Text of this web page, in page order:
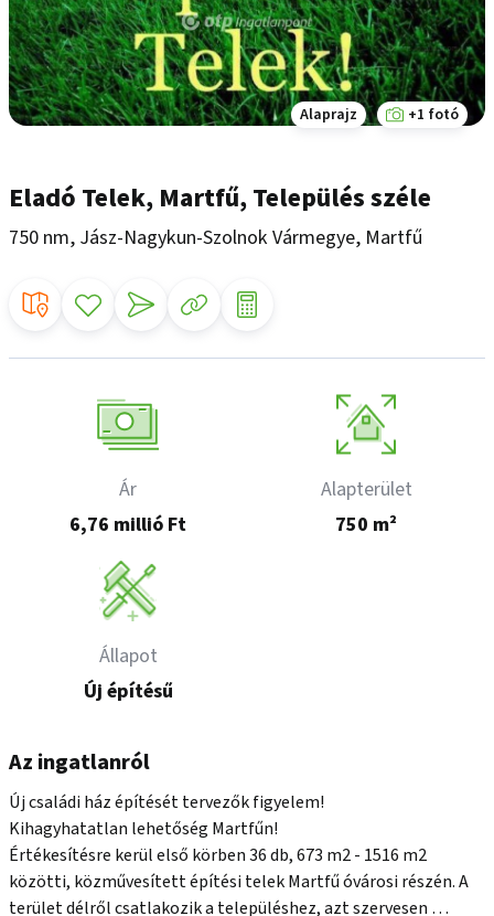
Alaprajz +1 fotó
Eladó Telek, Martfű, Település széle
750 nm, Jász-Nagykun-Szolnok Vármegye, Martfű
Ár
6,76 millió Ft
Alapterület
750 m²
Állapot
Új építésű
Az ingatlanról
Új családi ház építését tervezők figyelem!
Kihagyhatatlan lehetőség Martfűn!
Értékesítésre kerül első körben 36 db, 673 m2 - 1516 m2
közötti, közművesített építési telek Martfű óvárosi részén. A
terület délről csatlakozik a településhez, azt szervesen